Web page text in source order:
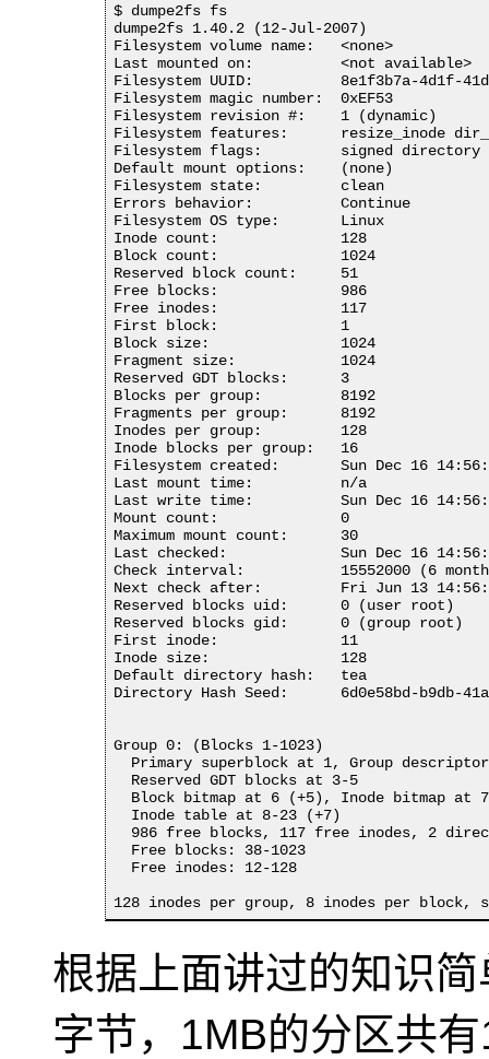
$ dumpe2fs fs
dumpe2fs 1.40.2 (12-Jul-2007)
Filesystem volume name:   <none>
Last mounted on:          <not available>
Filesystem UUID:          8e1f3b7a-4d1f-
Filesystem magic number:  0xEF53
Filesystem revision #:    1 (dynamic)
Filesystem features:      resize_inode
Filesystem flags:         signed directory
Default mount options:    (none)
Filesystem state:         clean
Errors behavior:          Continue
Filesystem OS type:       Linux
Inode count:              128
Block count:              1024
Reserved block count:     51
Free blocks:              986
Free inodes:              117
First block:              1
Block size:               1024
Fragment size:            1024
Reserved GDT blocks:      3
Blocks per group:         8192
Fragments per group:      8192
Inodes per group:         128
Inode blocks per group:   16
Filesystem created:       Sun Dec 16
Last mount time:          n/a
Last write time:          Sun Dec 16
Mount count:              0
Maximum mount count:      30
Last checked:             Sun Dec 16
Check interval:           15552000 (6
Next check after:         Fri Jun 13
Reserved blocks uid:      0 (user root)
Reserved blocks gid:      0 (group root)
First inode:              11
Inode size:               128
Default directory hash:   tea
Directory Hash Seed:      6d0e58bd-b9db-
Group 0: (Blocks 1-1023)
Primary superblock at 1, Group
  Reserved GDT blocks at 3-5
Block bitmap at 6 (+5), Inode bitmap at
  Inode table at 8-23 (+7)
986 free blocks, 117 free inodes, 2
  Free blocks: 38-1023
  Free inodes: 12-128
128 inodes per group, 8 inodes per
根据上面讲过的知识
字节，1MB的分区共